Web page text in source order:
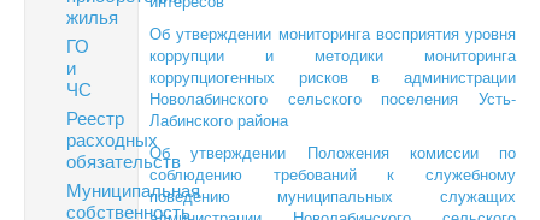
жилья
ГО
и
ЧС
Реестр
расходных
обязательств
Муниципальная
собственность
Об утверждении мониторинга восприятия уровня
коррупции и методики мониторинга
коррупциогенных рисков в администрации
Новолабинского сельского поселения Усть-
Лабинского района
Об утверждении Положения комиссии по
соблюдению требований к служебному
поведению муниципальных служащих